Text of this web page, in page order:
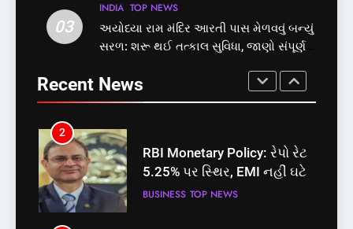
2
RBI Monetary Policy: રેપો રેટ
5.25% પર સ્થિર, EMI નહીં ઘટે
3
અયોધ્યા રામ મંદિર આરતી પાસ
મેળવવું બન્યું સરળ: શરૂ થઈ
તત્કાલ સુવિધા, જાણો સંપૂર્ણ
INDIA TOP NEWS
03
INDIA TOP NEWS
અયોધ્યા રામ મંદિર આરતી પાસ મેળવવું બન્યું
સરળ: શરૂ થઈ તત્કાલ સુવિધા, જાણો સંપૂર્ણ
Recent News
1
સમાજવાદી પાર્ટીએ અયોધ્યા
બેઠક પરથી પવન પાંડેને 2027
માટે બનાવાયા ઉમેદવાર
2
RBI Monetary Policy: રેપો રેટ
5.25% પર સ્થિર, EMI નહીં ઘટે
BUSINESS TOP NEWS